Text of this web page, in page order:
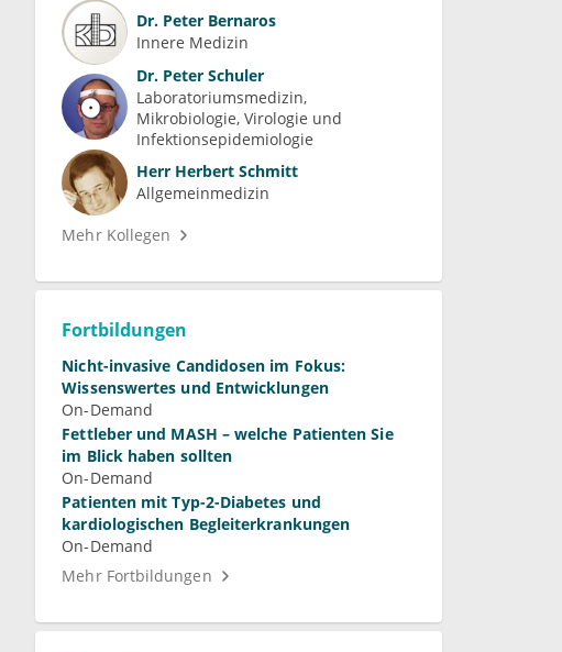
Dr. Peter Bernaros
Innere Medizin
Dr. Peter Schuler
Laboratoriumsmedizin
Mikrobiologie, Virologie und
Infektionsepidemiologie
Herr Herbert Schmitt
Allgemeinmedizin
Mehr Kollegen
Fortbildungen
Nicht-invasive Candidosen im Fokus:
Wissenswertes und Entwicklungen
On-Demand
Fettleber und MASH – welche Patienten Sie
im Blick haben sollten
On-Demand
Patienten mit Typ-2-Diabetes und
kardiologischen Begleiterkrankungen
On-Demand
Mehr Fortbildungen